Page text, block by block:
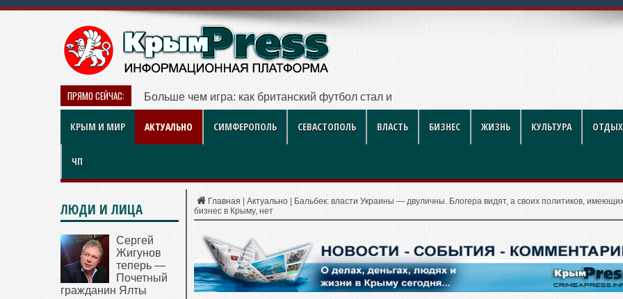
ПРЯМО СЕЙЧАС: Больше чем игра: как британский футбол стал индустрией развлечений
КРЫМ И МИР АКТУАЛЬНО СИМФЕРОПОЛЬ СЕВАСТОПОЛЬ ВЛАСТЬ БИЗНЕС ЖИЗНЬ КУЛЬТУРА
ЧП
Главная Актуально
Бальбек: власти Украины — двуличны. Блогера видят, а своих политиков,
бизнес в Крыму, нет
ЛЮДИ И ЛИЦА
Сергей
Жигунов
теперь —
Почетный
гражданин Ялты